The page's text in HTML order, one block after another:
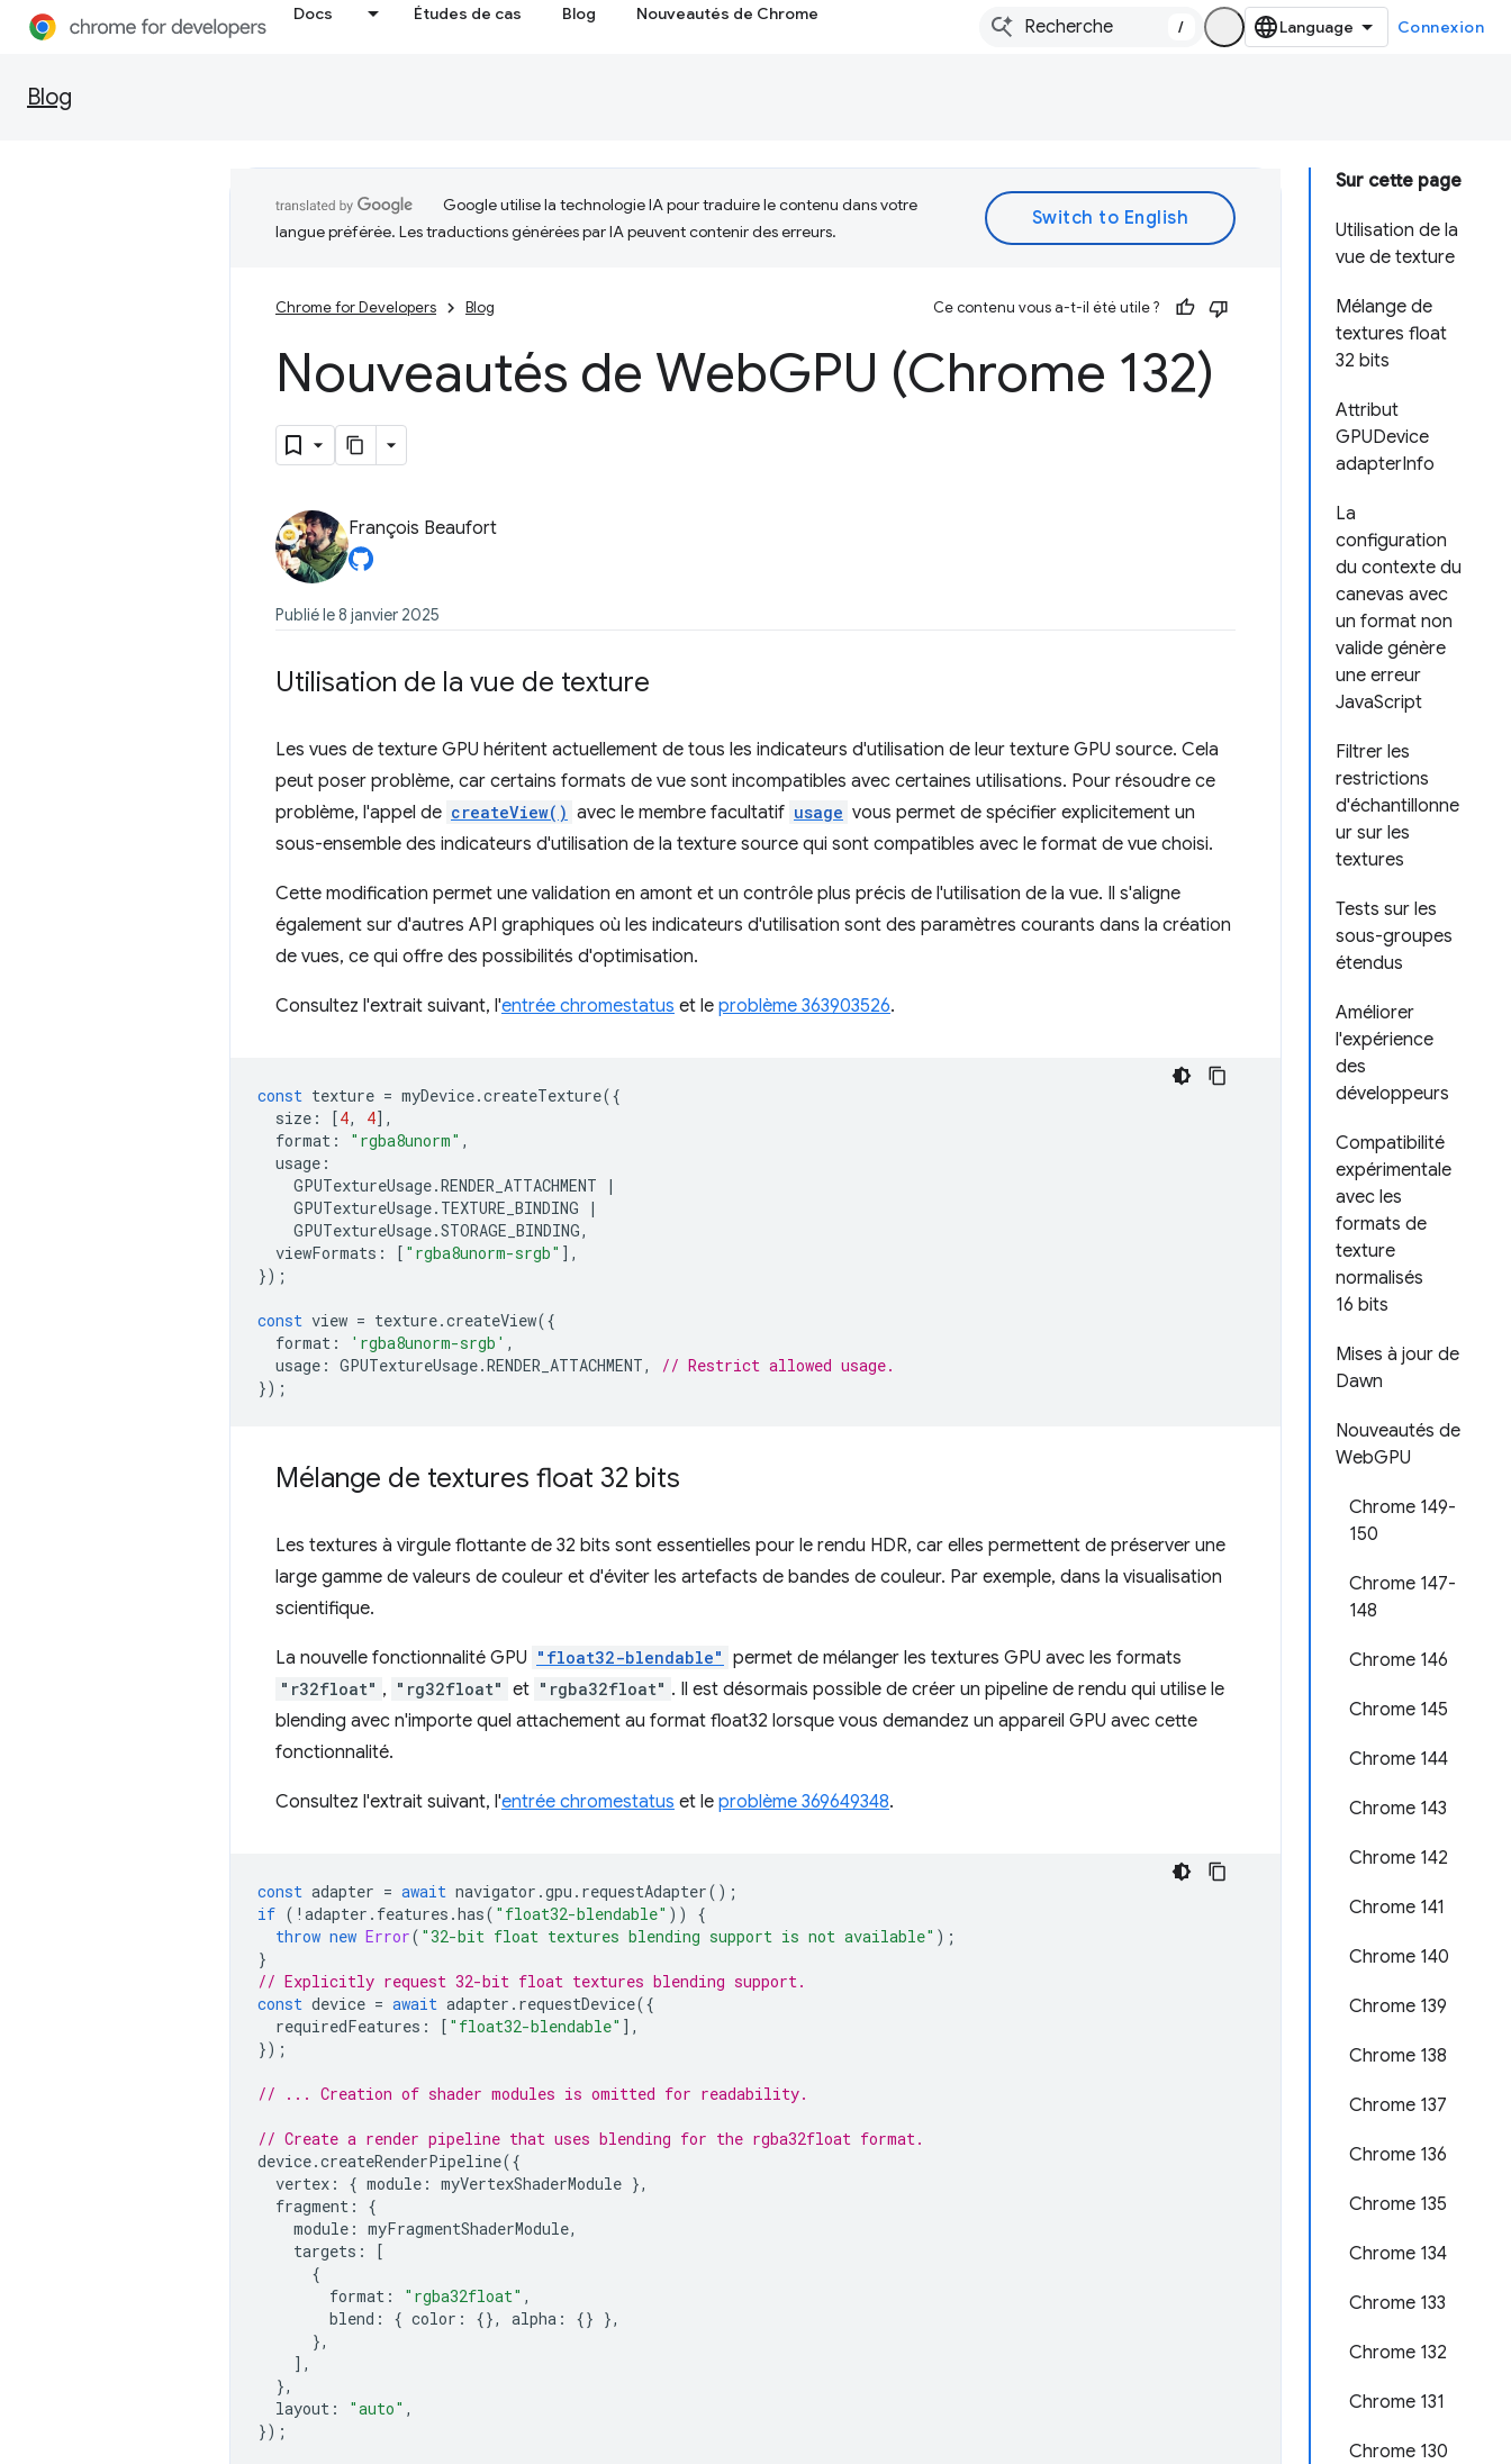
Docs Études de cas Blog Nouveautés de Chrome
/ Connexion
Blog
Sur cette page
Utilisation de la
vue de texture
Mélange de
textures float
32 bits
Attribut
GPUDevice
adapterInfo
La
configuration
du contexte du
canevas avec
un format non
valide génère
une erreur
JavaScript
Filtrer les
restrictions
d'échantillonne
ur sur les
textures
Tests sur les
sous-groupes
étendus
Améliorer
l'expérience
des
développeurs
Compatibilité
expérimentale
avec les
formats de
texture
normalisés
16 bits
Mises à jour de
Dawn
Nouveautés de
WebGPU
Chrome 149-
150
Chrome 147-
148
Chrome 146
Chrome 145
Chrome 144
Chrome 143
Chrome 142
Chrome 141
Chrome 140
Chrome 139
Chrome 138
Chrome 137
Chrome 136
Chrome 135
Chrome 134
Chrome 133
Chrome 132
Chrome 131
Chrome 130
Google utilise la technologie IA pour traduire le contenu dans votre
langue préférée. Les traductions générées par IA peuvent contenir des erreurs.
Chrome for Developers Blog Ce contenu vous a-t-il été utile ?
Nouveautés de WebGPU (Chrome 132)
François Beaufort
Publié le 8 janvier 2025
Utilisation de la vue de texture
Les vues de texture GPU héritent actuellement de tous les indicateurs d'utilisation de leur texture GPU source. Cela
peut poser problème, car certains formats de vue sont incompatibles avec certaines utilisations. Pour résoudre ce
problème, l'appel de createView() avec le membre facultatif usage vous permet de spécifier explicitement un
sous-ensemble des indicateurs d'utilisation de la texture source qui sont compatibles avec le format de vue choisi.
Cette modification permet une validation en amont et un contrôle plus précis de l'utilisation de la vue. Il s'aligne
également sur d'autres API graphiques où les indicateurs d'utilisation sont des paramètres courants dans la création
de vues, ce qui offre des possibilités d'optimisation.
Consultez l'extrait suivant, l'entrée chromestatus et le problème 363903526.
const texture = myDevice.createTexture({
size : [4, 4],
format : "rgba8unorm" ,
usage :
GPUTextureUsage.RENDER_ATTACHMENT
|
GPUTextureUsage. TEXTURE_BINDING
|
GPUTextureUsage.STORAGE_BINDING,
viewFormats : [ "rgba8unorm-srgb" ],
});
const view = texture.createView({
format : 'rgba8unorm-srgb' ,
usage : GPUTextureUsage.RENDER_ATTACHMENT,
// Restrict allowed usage.
});
Mélange de textures float 32 bits
Les textures à virgule flottante de 32 bits sont essentielles pour le rendu HDR, car elles permettent de préserver une
large gamme de valeurs de couleur et d'éviter les artefacts de bandes de couleur. Par exemple, dans la visualisation
scientifique.
La nouvelle fonctionnalité GPU "float32-blendable" permet de mélanger les textures GPU avec les formats
"r32float" , "rg32float" et "rgba32float" . Il est désormais possible de créer un pipeline de rendu qui utilise le
blending avec n'importe quel attachement au format float32 lorsque vous demandez un appareil GPU avec cette
fonctionnalité.
Consultez l'extrait suivant, l'entrée chromestatus et le problème 369649348.
const adapter = await navigator .gpu . requestAdapter();
if ( ! adapter . features .has( "float32-blendable" ))
{
throw new Error( "32-bit float textures blending support is not available" );
}
// Explicitly request 32-bit float textures blending support.
const device = await adapter . requestDevice({
requiredFeatures : [ "float32-blendable" ],
});
// ... Creation of shader modules is omitted for readability.
// Create a render pipeline that uses blending for the rgba32float format.
device.createRenderPipeline({
vertex : { module : myVertexShaderModule },
fragment :
{
module : myFragmentShaderModule,
targets :
[
{
format : "rgba32float" ,
blend : { color : {}, alpha : {} },
},
],
},
layout : "auto" ,
});